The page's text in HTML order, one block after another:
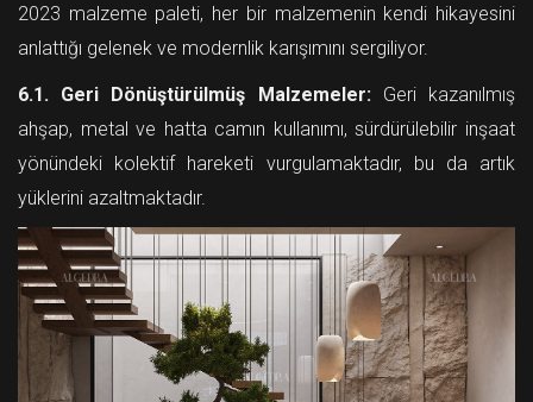
2023 malzeme paleti, her bir malzemenin kendi hikayesini
anlattığı gelenek ve modernlik karışımını sergiliyor.
6.1. Geri Dönüştürülmüş Malzemeler: Geri kazanılmış
ahşap, metal ve hatta camın kullanımı, sürdürülebilir inşaat
yönündeki kolektif hareketi vurgulamaktadır, bu da artık
yüklerini azaltmaktadır.